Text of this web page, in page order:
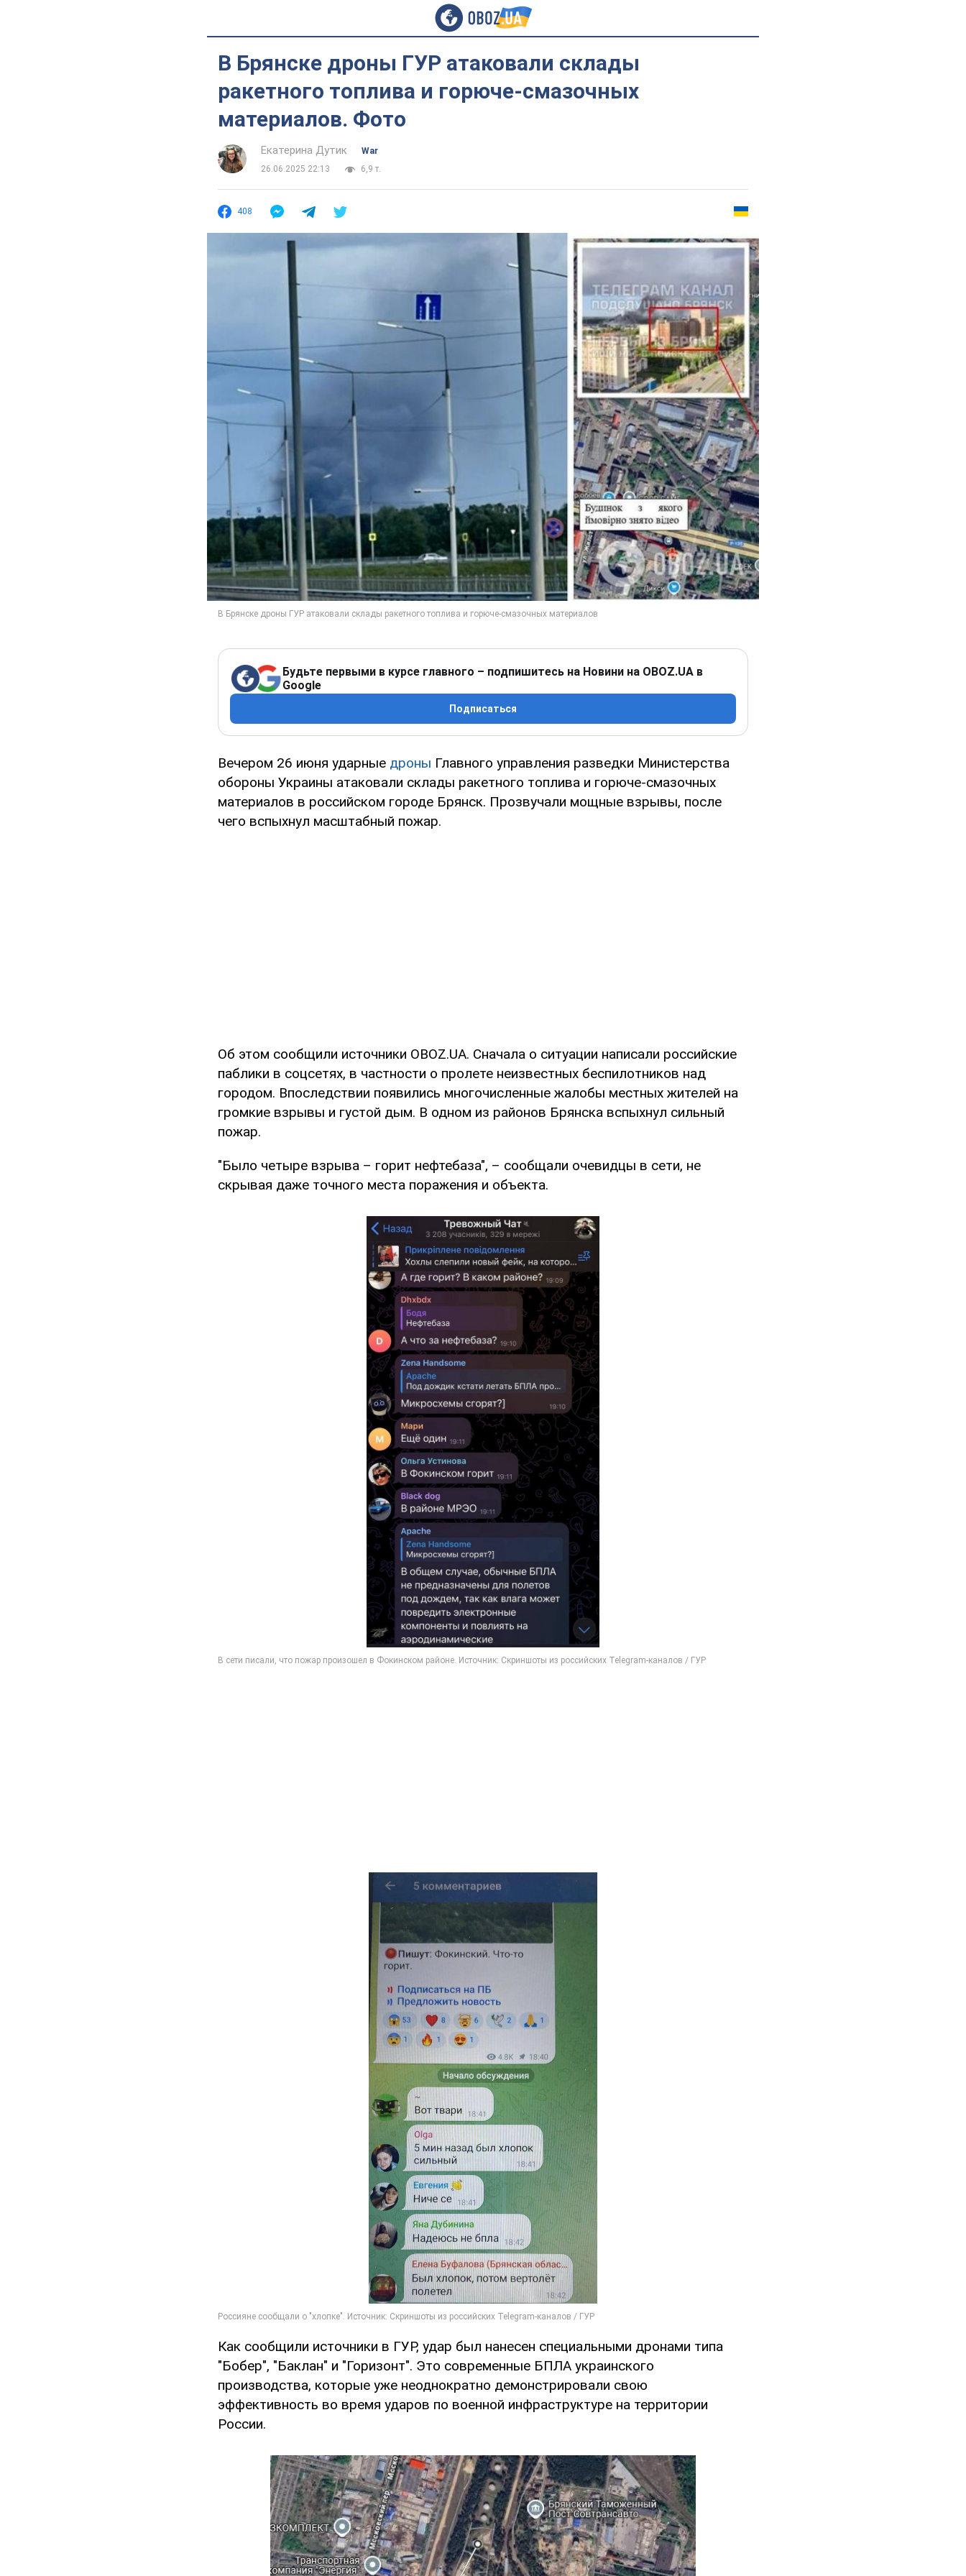
В Брянске дроны ГУР атаковали склады
ракетного топлива и горюче-смазочных
материалов. Фото
Екатерина Дутик
War
26.06.2025 22:13
6,9 т.
408
Будьте первыми в курсе главного – подпишитесь на Новини на OBOZ.UA в
Google
Подписаться
Вечером 26 июня ударные дроны Главного управления разведки Министерства
обороны Украины атаковали склады ракетного топлива и горюче-смазочных
материалов в российском городе Брянск. Прозвучали мощные взрывы, после
чего вспыхнул масштабный пожар.
Об этом сообщили источники OBOZ.UA. Сначала о ситуации написали российские
паблики в соцсетях, в частности о пролете неизвестных беспилотников над
городом. Впоследствии появились многочисленные жалобы местных жителей на
громкие взрывы и густой дым. В одном из районов Брянска вспыхнул сильный
пожар.
"Было четыре взрыва – горит нефтебаза", – сообщали очевидцы в сети, не
скрывая даже точного места поражения и объекта.
Как сообщили источники в ГУР, удар был нанесен специальными дронами типа
"Бобер", "Баклан" и "Горизонт". Это современные БПЛА украинского
производства, которые уже неоднократно демонстрировали свою
эффективность во время ударов по военной инфраструктуре на территории
России.